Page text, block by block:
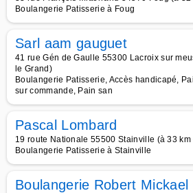
Boulangerie Patisserie à Foug
Sarl aam gauguet
41 rue Gén de Gaulle 55300 Lacroix sur
le Grand)
Boulangerie Patisserie, Accès handicapé,
sur commande, Pain san
Pascal Lombard
19 route Nationale 55500 Stainville (à 33
Boulangerie Patisserie à Stainville
Boulangerie Robert Mickael